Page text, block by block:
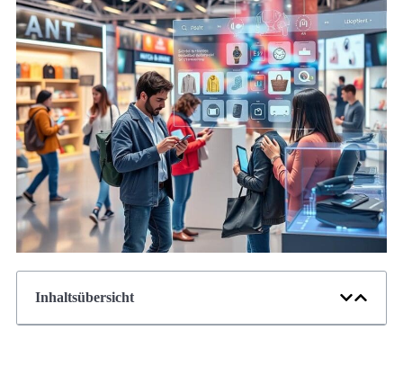
Inhaltsübersicht